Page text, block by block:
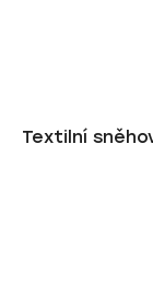
Textilní